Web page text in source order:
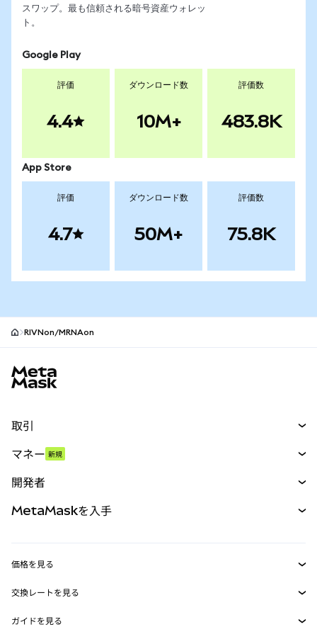
スワップ。最も信頼される暗号資産ウォレッ
ト。
Google Play
評価
4.4
ダウンロード数
10M+
評価数
483.8K
App Store
評価
4.7
ダウンロード数
50M+
評価数
75.8K
RIVNon/MRNAon
取引
パーペチュアル
RWA
マネー 新規
開発者
MetaMask Connect
Snaps
MetaMaskを入手
セキュリティ
価格を見る
イーサリアムの価格
Solanaの価格
交換レートを見る
ETH→USD
ガイドを見る